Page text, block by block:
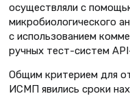
осуществляли с
микробиологического
с использованием
ручных тест-систем
Общим критерием для
ИСМП явились сроки